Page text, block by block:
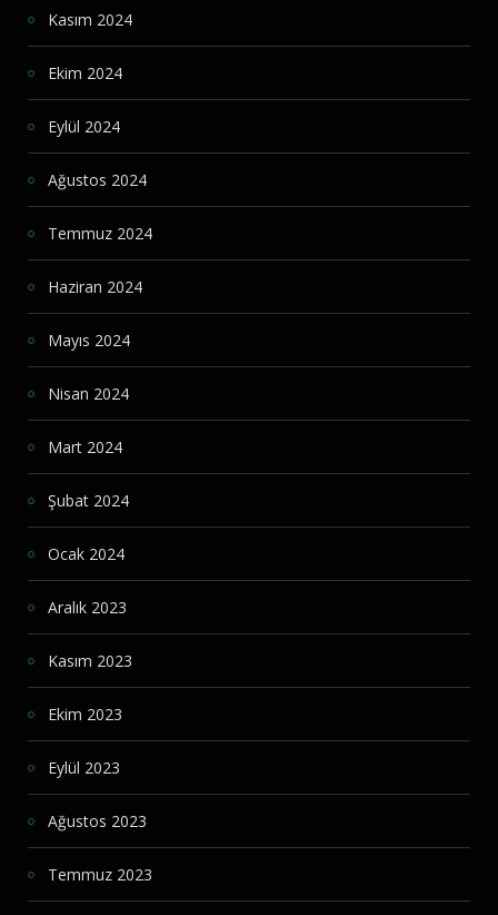
Kasım 2024
Ekim 2024
Eylül 2024
Ağustos 2024
Temmuz 2024
Haziran 2024
Mayıs 2024
Nisan 2024
Mart 2024
Şubat 2024
Ocak 2024
Aralık 2023
Kasım 2023
Ekim 2023
Eylül 2023
Ağustos 2023
Temmuz 2023